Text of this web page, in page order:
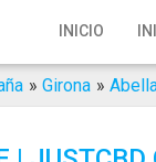
INICIO
» Girona »